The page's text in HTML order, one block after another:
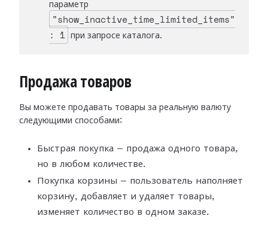
параметр
"show_inactive_time_limited_items"
: 1
при запросе каталога.
Продажа товаров
Вы можете продавать товары за реальную валюту
следующими способами:
Быстрая покупка — продажа одного товара,
но в любом количестве.
Покупка корзины — пользователь наполняет
корзину, добавляет и удаляет товары,
изменяет количество в одном заказе.